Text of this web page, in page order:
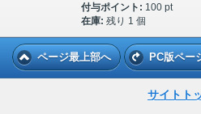
付与ポイント: 100 pt
在庫: 残り 1 個
ページ最上部へ PC版ペー
サイトト